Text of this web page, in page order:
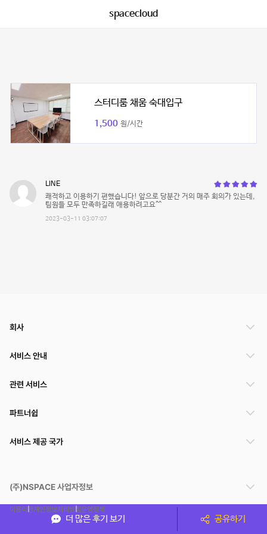
spacecloud
스터디룸 채움 숙대입구
1,500 원/시간
LINE
쾌적하고 이용하기 편했습니다! 앞으로 당분간 거의 매주 회의가 있는데,
팀원들 모두 만족하길래 애용하려고요^^
2023-03-11 03:07:07
더 많은 후기 보기 공유하기
회사
서비스 안내
관련 서비스
파트너쉽
서비스 제공 국가
(주)NSPACE 사업자정보
이용약관개인정보처리방침운영정책
스페이스클라우드는 통신판매중개자이며 통신판매의 당사자가 아닙니다. 따라서 스페이스클